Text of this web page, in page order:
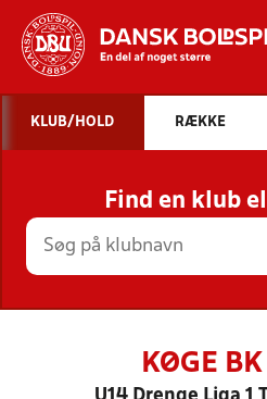
STILLINGER,
KLUB/HOLD RÆKKE
Find en klub
KØGE BK